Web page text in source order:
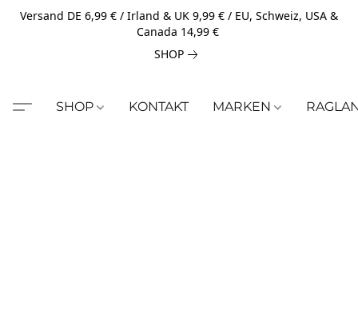
Versand DE 6,99 € / Irland & UK 9,99 € / EU, Schweiz, USA &
Canada 14,99 €
SHOP
SHOP KONTAKT MARKEN